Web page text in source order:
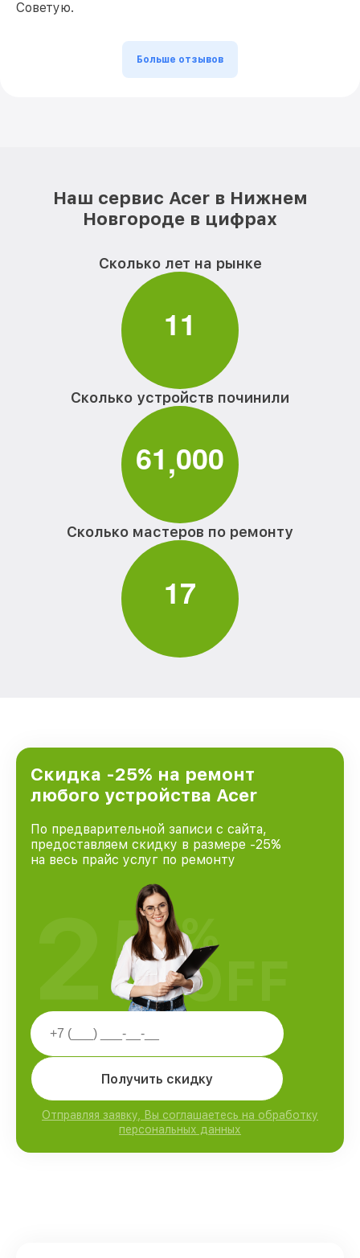
Советую.
Больше отзывов
Наш сервис Acer в Нижнем
Новгороде в цифрах
Сколько лет на рынке
11
Сколько устройств починили
61,000
Сколько мастеров по ремонту
17
Скидка -25% на ремонт
любого устройства Acer
По предварительной записи с сайта,
предоставляем скидку в размере -25%
на весь прайс услуг по ремонту
Получить скидку
Отправляя заявку, Вы соглашаетесь на обработку
персональных данных
25%
OFF